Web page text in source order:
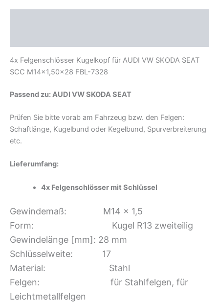
4x Felgenschlösser Kugelkopf für AUDI VW SKODA SEAT
SCC M14x1,50×28 FBL-7328
Passend zu:AUDI VW SKODA SEAT
Prüfen Sie bitte vorab am Fahrzeug bzw. den Felgen:
Schaftlänge, Kugelbund oder Kegelbund, Spurverbreiterung
etc.
Lieferumfang:
4x Felgenschlösser mit Schlüssel
Gewindemaß: M14 x 1,5
Form: Kugel R13 zweiteilig
Gewindelänge [mm]: 28 mm
Schlüsselweite: 17
Material: Stahl
Felgen: für Stahlfelgen, für
Leichtmetallfelgen